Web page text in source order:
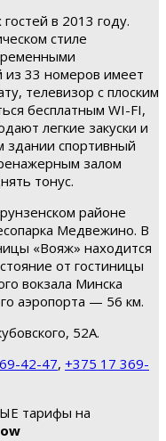
в 2013 году.
стиле
из 33 номеров имеет
телевизор с плоским
бесплатным WI-FI,
легкие закуски и
здании спортивный
залом
тонус.
районе
Медвежино. В
«Вояж» находится
от гостиницы
вокзала Минска
аэропорта — 56 км.
52А.
42-47, +375 17 369-
тарифы на